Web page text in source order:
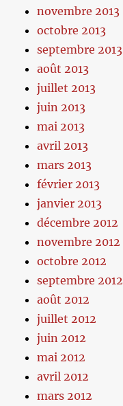
novembre 2013
octobre 2013
septembre 2013
août 2013
juillet 2013
juin 2013
mai 2013
avril 2013
mars 2013
février 2013
janvier 2013
décembre 2012
novembre 2012
octobre 2012
septembre 2012
août 2012
juillet 2012
juin 2012
mai 2012
avril 2012
mars 2012